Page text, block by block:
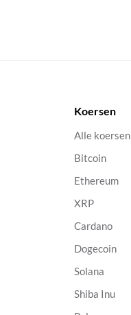
Koersen
Alle koersen
Bitcoin
Ethereum
XRP
Cardano
Dogecoin
Solana
Shiba Inu